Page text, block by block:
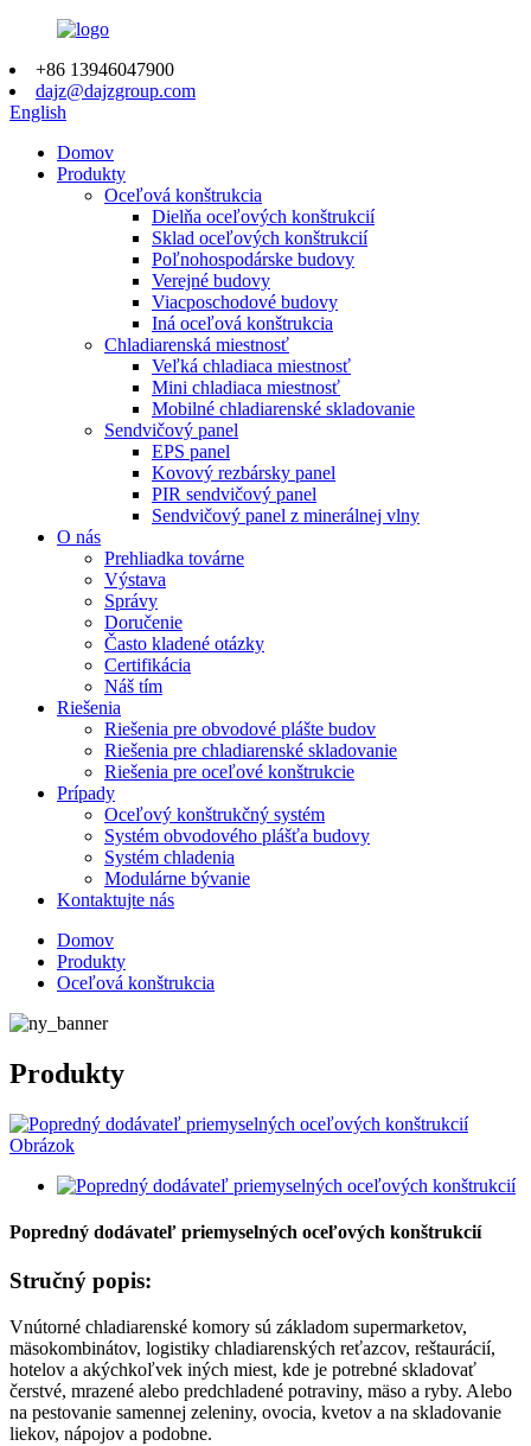
+86 13946047900
dajz@dajzgroup.com
English
Domov
Produkty
Oceľová konštrukcia
Dielňa oceľových konštrukcií
Sklad oceľových konštrukcií
Poľnohospodárske budovy
Verejné budovy
Viacposchodové budovy
Iná oceľová konštrukcia
Chladiarenská miestnosť
Veľká chladiaca miestnosť
Mini chladiaca miestnosť
Mobilné chladiarenské skladovanie
Sendvičový panel
EPS panel
Kovový rezbársky panel
PIR sendvičový panel
Sendvičový panel z minerálnej vlny
O nás
Prehliadka továrne
Výstava
Správy
Doručenie
Často kladené otázky
Certifikácia
Náš tím
Riešenia
Riešenia pre obvodové plášte budov
Riešenia pre chladiarenské skladovanie
Riešenia pre oceľové konštrukcie
Prípady
Oceľový konštrukčný systém
Systém obvodového plášťa budovy
Systém chladenia
Modulárne bývanie
Kontaktujte nás
Domov
Produkty
Oceľová konštrukcia
Produkty
Popredný dodávateľ priemyselných oceľových konštrukcií
Stručný popis:
Vnútorné chladiarenské komory sú základom supermarketov,
mäsokombinátov, logistiky chladiarenských reťazcov, reštaurácií,
hotelov a akýchkoľvek iných miest, kde je potrebné skladovať
čerstvé, mrazené alebo predchladené potraviny, mäso a ryby. Alebo
na pestovanie samennej zeleniny, ovocia, kvetov a na skladovanie
liekov, nápojov a podobne.